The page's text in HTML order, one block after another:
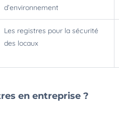
d’environnement
Les registres pour la sécurité
des locaux
en entreprise ?